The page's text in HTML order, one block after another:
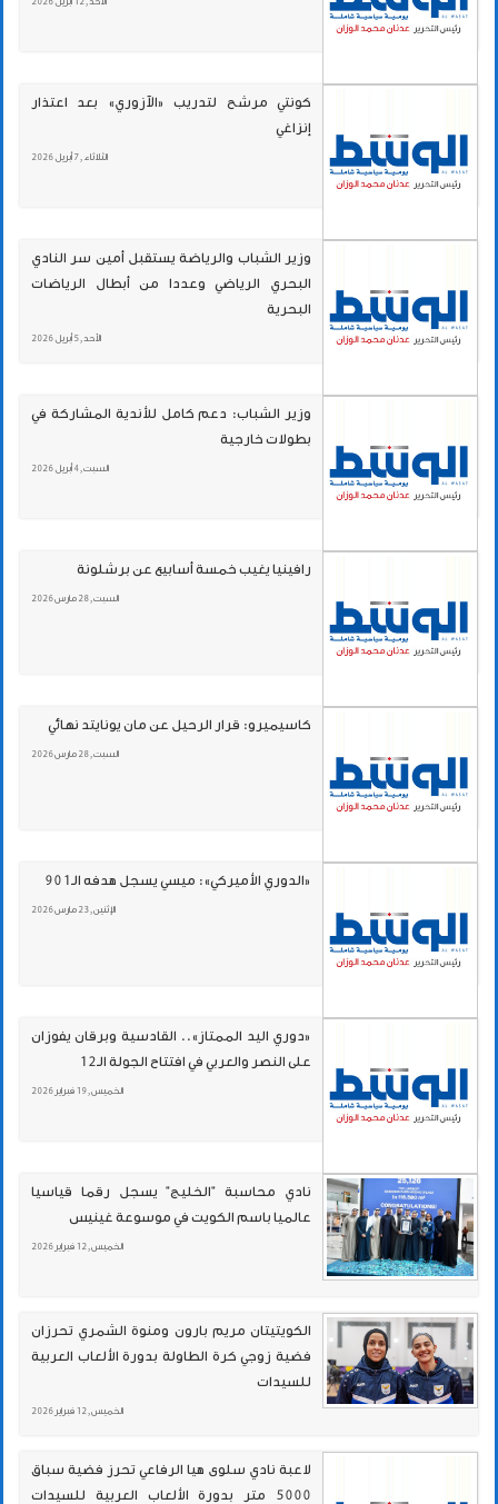
كونتي مرشح لتدريب «الآزوري» بعد اعتذار
إنزاغي
الثلاثاء , 7 أبريل 2026
وزير الشباب والرياضة يستقبل أمين سر النادي
البحري الرياضي وعددا من أبطال الرياضات
البحرية
الأحد , 5 أبريل 2026
وزير الشباب: دعم كامل للأندية المشاركة في
بطولات خارجية
السبت , 4 أبريل 2026
رافينيا يغيب خمسة أسابيع عن برشلونة
السبت , 28 مارس 2026
كاسيميرو: قرار الرحيل عن مان يونايتد نهائي
السبت , 28 مارس 2026
«الدوري الأميركي»: ميسي يسجل هدفه الـ901
الإثنين , 23 مارس 2026
«دوري اليد الممتاز».. القادسية وبرقان يفوزان
على النصر والعربي في افتتاح الجولة الـ12
الخميس , 19 فبراير 2026
نادي محاسبة "الخليج" يسجل رقما قياسيا
عالميا باسم الكويت في موسوعة غينيس
الخميس , 12 فبراير 2026
الكويتيتان مريم بارون ومنوة الشمري تحرزان
فضية زوجي كرة الطاولة بدورة الألعاب العربية
للسيدات
الخميس , 12 فبراير 2026
لاعبة نادي سلوى هيا الرفاعي تحرز فضية سباق
5000 متر بدورة الألعاب العربية للسيدات